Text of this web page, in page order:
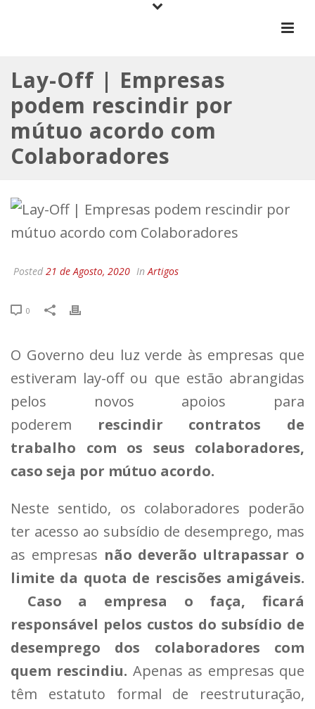
Lay-Off | Empresas
podem rescindir por
mútuo acordo com
Colaboradores
Posted 21 de Agosto, 2020 InArtigos
0
O Governo deu luz verde às empresas que
estiveram lay-off ou que estão abrangidas
pelos novos apoios para
poderem rescindir contratos de
trabalho com os seus colaboradores,
caso seja por mútuo acordo.
Neste sentido, os colaboradores poderão
ter acesso ao subsídio de desemprego, mas
as empresas não deverão ultrapassar o
limite da quota de rescisões amigáveis.
Caso a empresa o faça, ficará
responsável pelos custos do subsídio de
desemprego dos colaboradores com
quem rescindiu. Apenas as empresas que
têm estatuto formal de reestruturação,